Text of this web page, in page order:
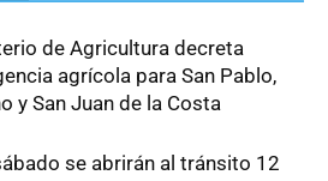
de Agricultura decreta
agrícola para San Pablo,
y San Juan de la Costa
se abrirán al tránsito 12